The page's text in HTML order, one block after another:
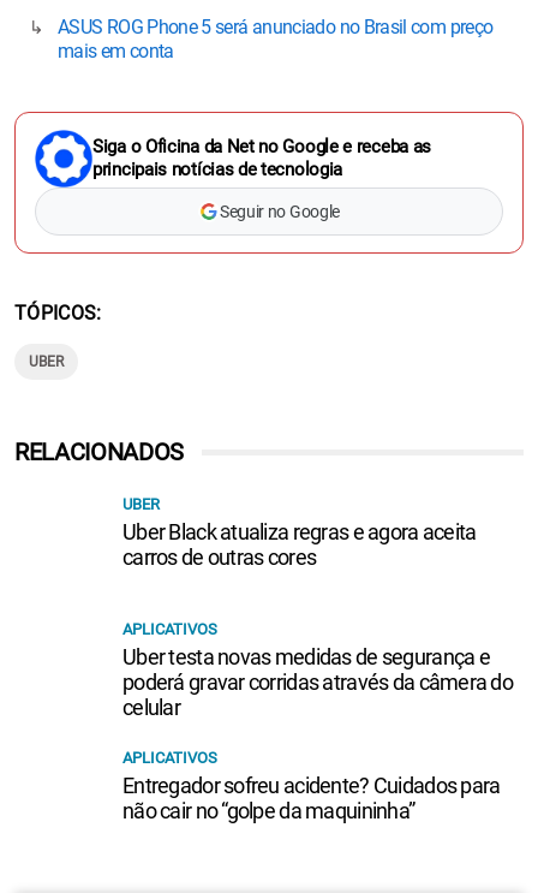
ASUS ROG Phone 5 será anunciado no Brasil com preço
mais em conta
Siga o Oficina da Net no Google e receba as
principais notícias de tecnologia
Seguir no Google
TÓPICOS
UBER
RELACIONADOS
UBER
Uber Black atualiza regras e agora aceita
carros de outras cores
APLICATIVOS
Uber testa novas medidas de segurança e
poderá gravar corridas através da câmera do
celular
APLICATIVOS
Entregador sofreu acidente? Cuidados para
não cair no “golpe da maquininha”